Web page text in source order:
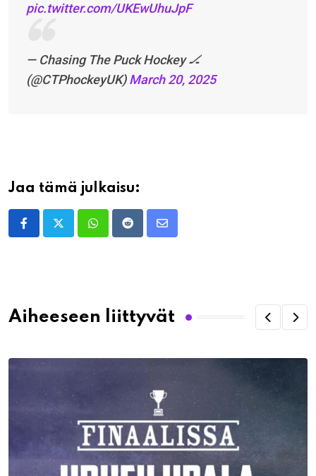
pic.twitter.com/UKEwUhuJpF
— Chasing The Puck Hockey 🏒
(@CTPhockeyUK)March 20, 2025
Jaa tämä julkaisu:
WhatsappRedditShare
Aiheeseen liittyvät